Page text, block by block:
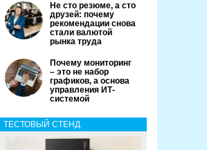
Не сто резюме, а сто
друзей: почему
рекомендации снова
стали валютой
рынка труда
Почему мониторинг
– это не набор
графиков, а основа
управления ИТ-
системой
ТЕСТОВЫЙ СТЕНД